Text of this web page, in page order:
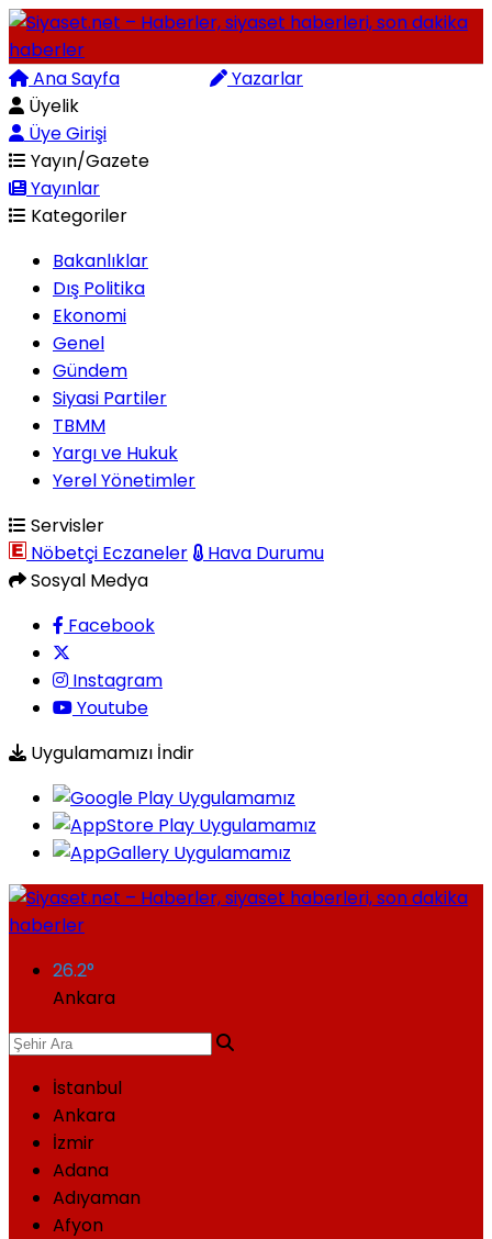
Ana Sayfa
Yazarlar
Üyelik
Üye Girişi
Yayın/Gazete
Yayınlar
Kategoriler
Bakanlıklar
Dış Politika
Ekonomi
Genel
Gündem
Siyasi Partiler
TBMM
Yargı ve Hukuk
Yerel Yönetimler
Servisler
Nöbetçi Eczaneler
Hava Durumu
Sosyal Medya
Facebook
Instagram
Youtube
Uygulamamızı İndir
26.2°
Ankara
İstanbul
Ankara
İzmir
Adana
Adıyaman
Afyon